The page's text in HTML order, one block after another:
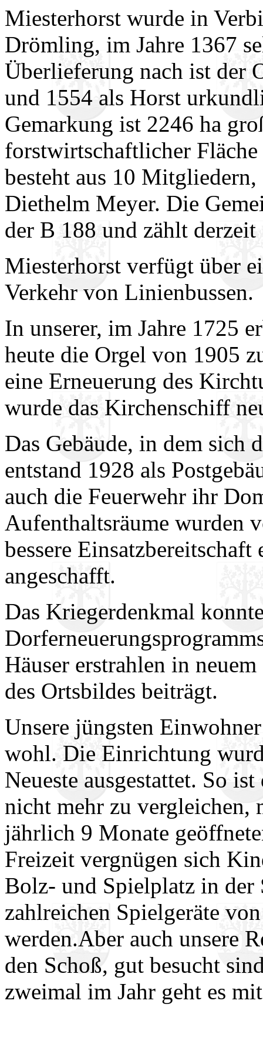
Miesterhorst wurde in
Drömling, im Jahre 1367
Überlieferung nach ist der
und 1554 als Horst
Gemarkung ist 2246 ha
forstwirtschaftlicher
besteht aus 10
Diethelm Meyer. Die
der B 188 und zählt
Miesterhorst verfügt über
Verkehr von Linienbussen.
In unserer, im Jahre 1725
heute die Orgel von 1905
eine Erneuerung des
wurde das Kirchenschiff
Das Gebäude, in dem sich
entstand 1928 als
auch die Feuerwehr ihr
Aufenthaltsräume wurden
bessere
angeschafft.
Das Kriegerdenkmal
Häuser erstrahlen in
des Ortsbildes beiträgt.
Unsere jüngsten
wohl. Die Einrichtung
Neueste ausgestattet. So
nicht mehr zu vergleichen,
jährlich 9 Monate
Freizeit vergnügen sich
Bolz- und Spielplatz in der
zahlreichen Spielgeräte
werden.Aber auch unsere
den Schoß, gut besucht
zweimal im Jahr geht es